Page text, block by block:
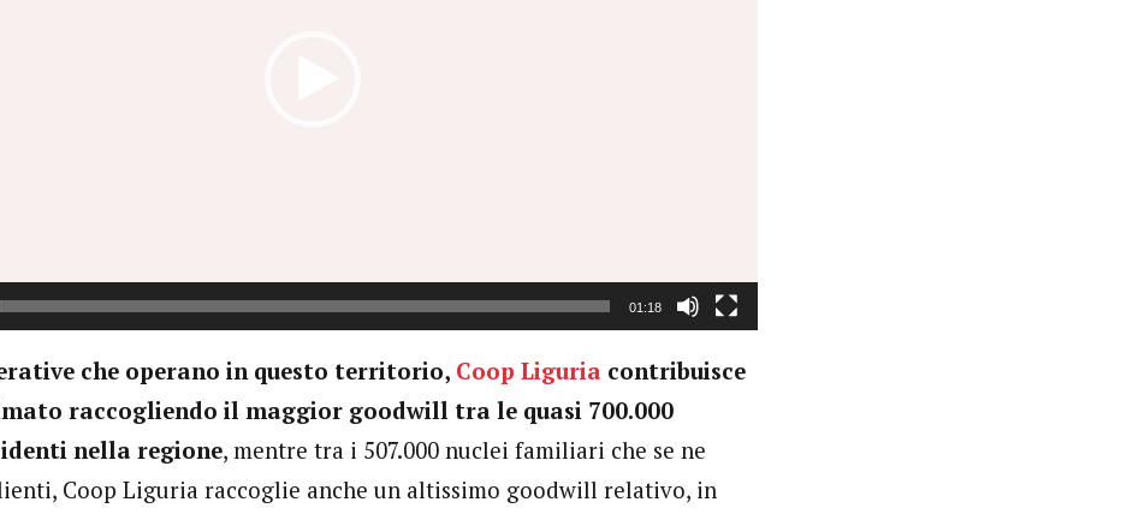
01:18
che operano in questo territorio, Coop Liguria contribuisce
raccogliendo il maggior goodwill tra le quasi 700.000
nella regione, mentre tra i 507.000 nuclei familiari che se ne
Coop Liguria raccoglie anche un altissimo goodwill relativo, in